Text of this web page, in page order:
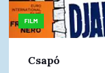
FILM
Csapó